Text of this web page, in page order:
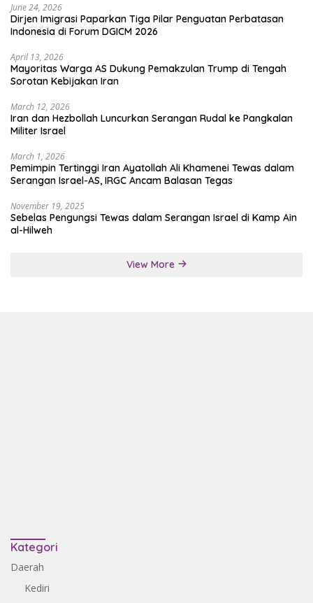
June 24, 2026
Dirjen Imigrasi Paparkan Tiga Pilar Penguatan Perbatasan
Indonesia di Forum DGICM 2026
April 13, 2026
Mayoritas Warga AS Dukung Pemakzulan Trump di Tengah
Sorotan Kebijakan Iran
March 12, 2026
Iran dan Hezbollah Luncurkan Serangan Rudal ke Pangkalan
Militer Israel
March 1, 2026
Pemimpin Tertinggi Iran Ayatollah Ali Khamenei Tewas dalam
Serangan Israel-AS, IRGC Ancam Balasan Tegas
November 19, 2025
Sebelas Pengungsi Tewas dalam Serangan Israel di Kamp Ain
al-Hilweh
View More
Kategori
Daerah
Kediri